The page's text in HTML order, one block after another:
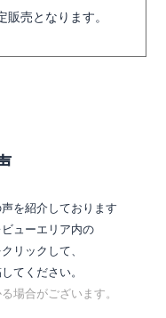
売となります。
を紹介しております
ューエリア内の
リックして、
てください。
場合がございます。